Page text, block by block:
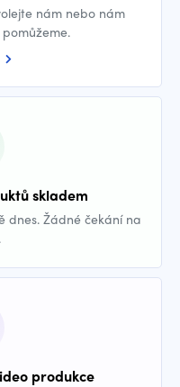
nám nebo nám
skladem
dnes. Žádné čekání na
produkce